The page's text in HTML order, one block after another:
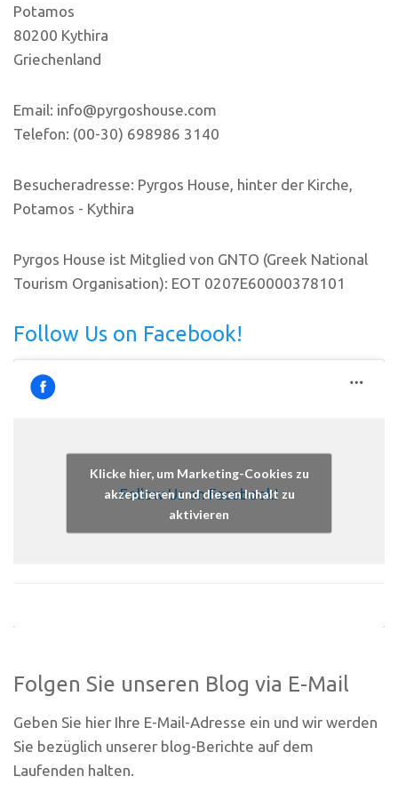
Potamos
80200 Kythira
Griechenland
Email: info@pyrgoshouse.com
Telefon: (00-30) 698986 3140
Besucheradresse: Pyrgos House, hinter der Kirche,
Potamos - Kythira
Pyrgos House ist Mitglied von GNTO (Greek National
Tourism Organisation): EOT 0207E60000378101
Follow Us on Facebook!
Follow Us on Facebook!
Klicke hier, um Marketing-Cookies zu
akzeptieren und diesen Inhalt zu
aktivieren
Folgen Sie unseren Blog via E-Mail
Geben Sie hier Ihre E-Mail-Adresse ein und wir werden
Sie bezüglich unserer blog-Berichte auf dem
Laufenden halten.